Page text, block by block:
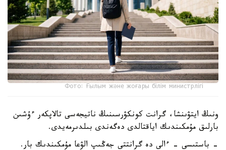
Фото: Ғылым және жоғары білім министрлігі
ونىڭ ايتۋىنشا، گرانت كونكۋرسىنىڭ ناتيجەسى تالاپكەر ءۇشىن
بارلىق مۇمكىندىك اياقتالدى دەگەندى بىلدىرمەيدى.
- باستىسى - ءالى دە گرانتتى جەڭىپ الۋعا مۇمكىندىك بار.